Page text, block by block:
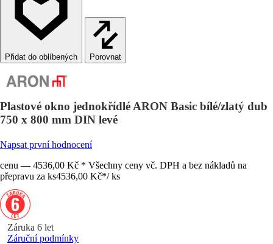
Porovnat
Plastové okno jednokřídlé ARON Basic bílé/zlatý dub
750 x 800 mm DIN levé
Napsat první hodnocení
cenu — 4536,00 Kč * Všechny ceny vč. DPH a bez nákladů na
přepravu za ks4536,00 Kč*/ ks
Záruka 6 let
Záruční podmínky